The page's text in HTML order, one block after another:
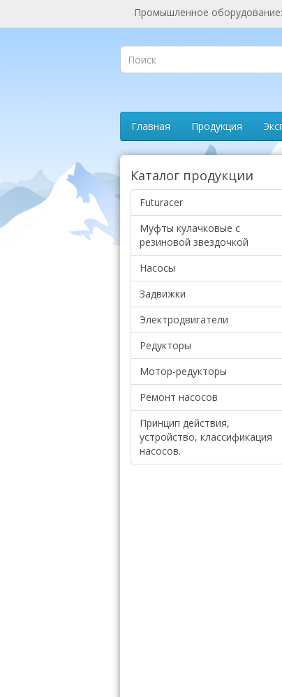
Промышленное оборудование:
Главная Продукция
Каталог продукции
Futuracer
Муфты кулачковые с
резиновой звездочкой
Насосы
Задвижки
Электродвигатели
Редукторы
Мотор-редукторы
Ремонт насосов
Принцип действия,
устройство, классификация
насосов.